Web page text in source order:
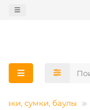
сумки, баулы